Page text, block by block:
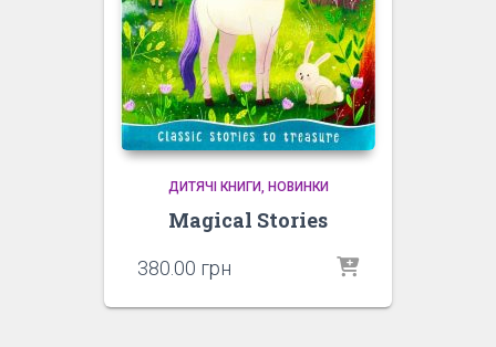
ДИТЯЧІ КНИГИ НОВИНКИ
Magical Stories
380.00 грн